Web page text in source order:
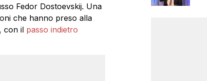
Fedor Dostoevskij. Una
che hanno preso alla
con il passo indietro